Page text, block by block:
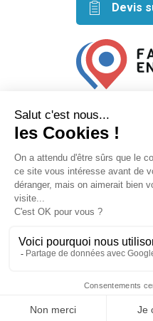
Devis
Retrouvez
Conditions générales de
Mécanisé avec ⬣ par Le Petit